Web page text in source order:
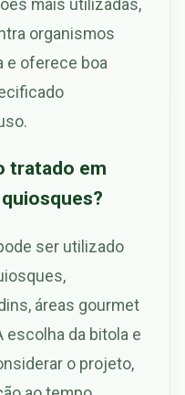
mais utilizadas,
organismos
e oferece boa
tratado em
ser utilizado
áreas gourmet
escolha da bitola e
o projeto,